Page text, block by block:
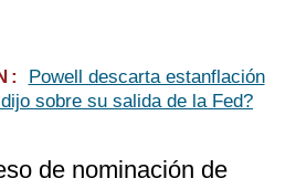
Powell descarta estanflación
sobre su salida de la Fed?
de nominación de